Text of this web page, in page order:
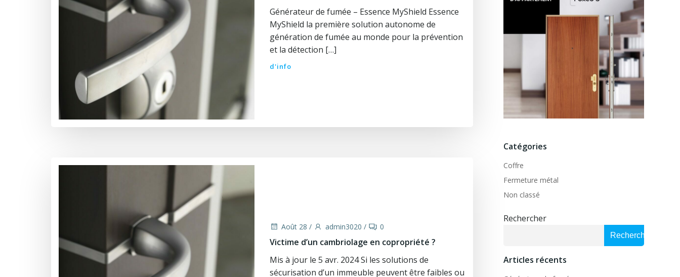
Générateur de fumée – Essence MyShield Essence
MyShield la première solution autonome de
génération de fumée au monde pour la prévention
et la détection […]
d'info
Août 28 / admin3020 / 0
Victime d’un cambriolage en copropriété ?
Mis à jour le 5 avr. 2024 Si les solutions de
sécurisation d’un immeuble peuvent être faibles ou
Catégories
Coffre
Fermeture métal
Non classé
Rechercher
Rechercher
Articles récents